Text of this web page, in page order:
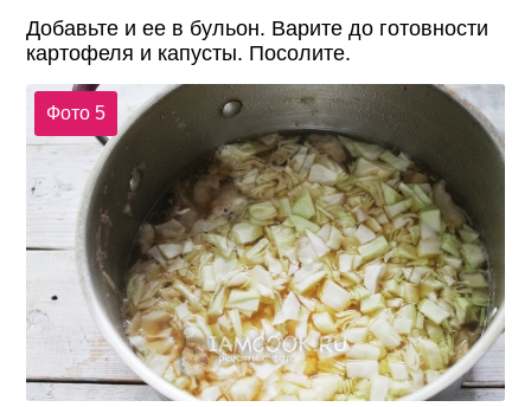
Добавьте и ее в бульон. Варите до готовности
картофеля и капусты. Посолите.
Фото 5